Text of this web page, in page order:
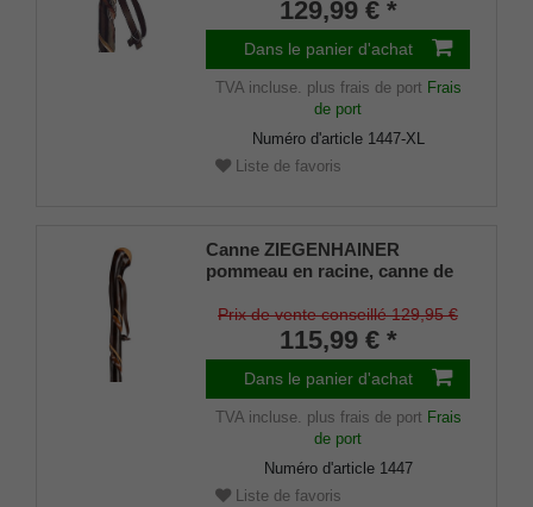
torsadé, embout rond en métal
inclus.
129,99 € *
Dans le panier d'achat
TVA incluse. plus frais de port Frais
de port
Numéro d'article 1447-XL
Liste de favoris
Canne ZIEGENHAINER
pommeau en racine, canne de
châtaignier poli à la main, avec
fraisage décoratif doublement
torsadé, pointe de canne de
montagne et dragonne en cuir
incluses.
Prix de vente conseillé 129,95 €
115,99 € *
Dans le panier d'achat
TVA incluse. plus frais de port Frais
de port
Numéro d'article 1447
Liste de favoris